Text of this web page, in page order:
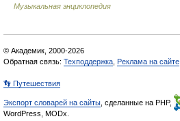
Музыкальная энциклопедия
© Академик, 2000-2026
Обратная связь: Техподдержка Реклама на сайте
👣 Путешествия
Экспорт словарей на сайты , сделанные на PHP,
WordPress, MODx.